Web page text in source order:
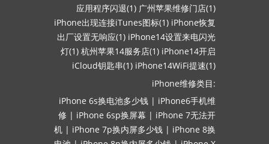
应用程序闪退(1) 广州苹果维修门店(1)
iPhone出现连接iTunes图标(1) iPhone恢复
出厂设置无响应(1) iPhone14设置来电闪光
灯(1) 杭州苹果14服务店(1) iPhone14开启
iCloud钥匙串(1) iPhone14WiFi提速(1)
iPhone维修类目:
iPhone 6s换电池多少钱 | iPhone6手机维
修 | iPhone 6sp换屏幕 | iPhone 7无法开
机 | iPhone 7p换内屏多少钱 | iPhone 8换